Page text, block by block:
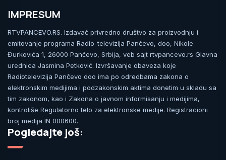
IMPRESUM
RTVPANCEVO.RS. Izdavač privredno društvo za proizvodnju i
emitovanje programa Radio-televizija Pančevo, doo, Nikole
Đurkovića 1, 26000 Pančevo, Srbija, veb sajt rtvpancevo.rs Glavna
urednica Jasmina Petković. Izvršavanje obaveza koje
Radiotelevizija Pančevo doo ima po odredbama zakona o
elektronskim medijima i podzakonskim aktima donetim u skladu sa
tim zakonom, kao i Zakona o javnom informisanju i medijima,
kontroliše Regulatorno telo za elektronske medije. Registracioni
broj medija IN 000600.
Pogledajte još: